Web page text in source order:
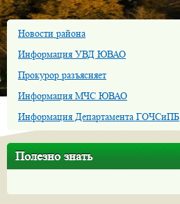
Новости района
Информация УВД ЮВАО
Прокурор разъясняет
Информация МЧС ЮВАО
Информация Департамента ГОЧСиПБ
Полезно знать